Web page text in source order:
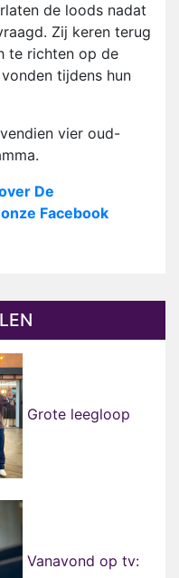
de loods nadat
Zij keren terug
te richten op de
tijdens hun
vier oud-
De
Facebook
Grote leegloop
Vanavond op tv: